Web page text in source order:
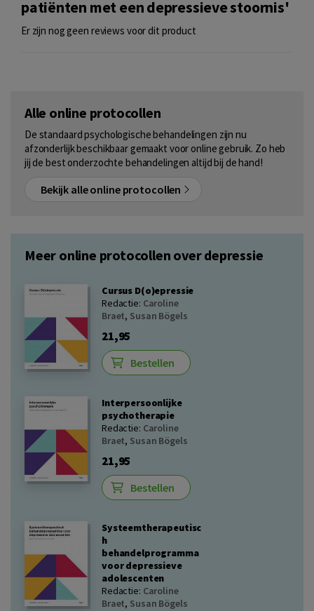
patiënten met een depressieve stoornis'
Er zijn nog geen reviews voor dit product
Alle online protocollen
De standaard psychologische behandelingen zijn nu
afzonderlijk beschikbaar gemaakt voor online gebruik. Zo heb
jij de best onderzochte behandelingen altijd bij de hand!
Bekijk alle online protocollen
Meer online protocollen over depressie
Cursus D(o)epressie
Redactie: Caroline
Braet, Susan Bögels
21,95
Bestellen
Interpersoonlijke
psychotherapie
Redactie: Caroline
Braet, Susan Bögels
21,95
Bestellen
Systeemtherapeutisc
h
behandelprogramma
voor depressieve
adolescenten
Redactie: Caroline
Braet, Susan Bögels